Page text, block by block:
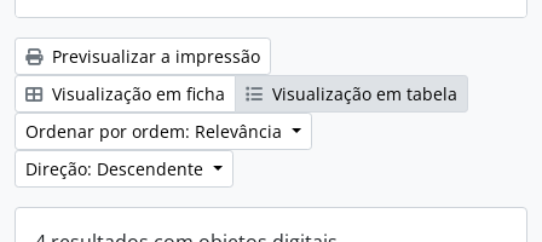
Previsualizar a impressão
Visualização em ficha
Visualização em tabela
Ordenar por ordem: Relevância
Direção: Descendente